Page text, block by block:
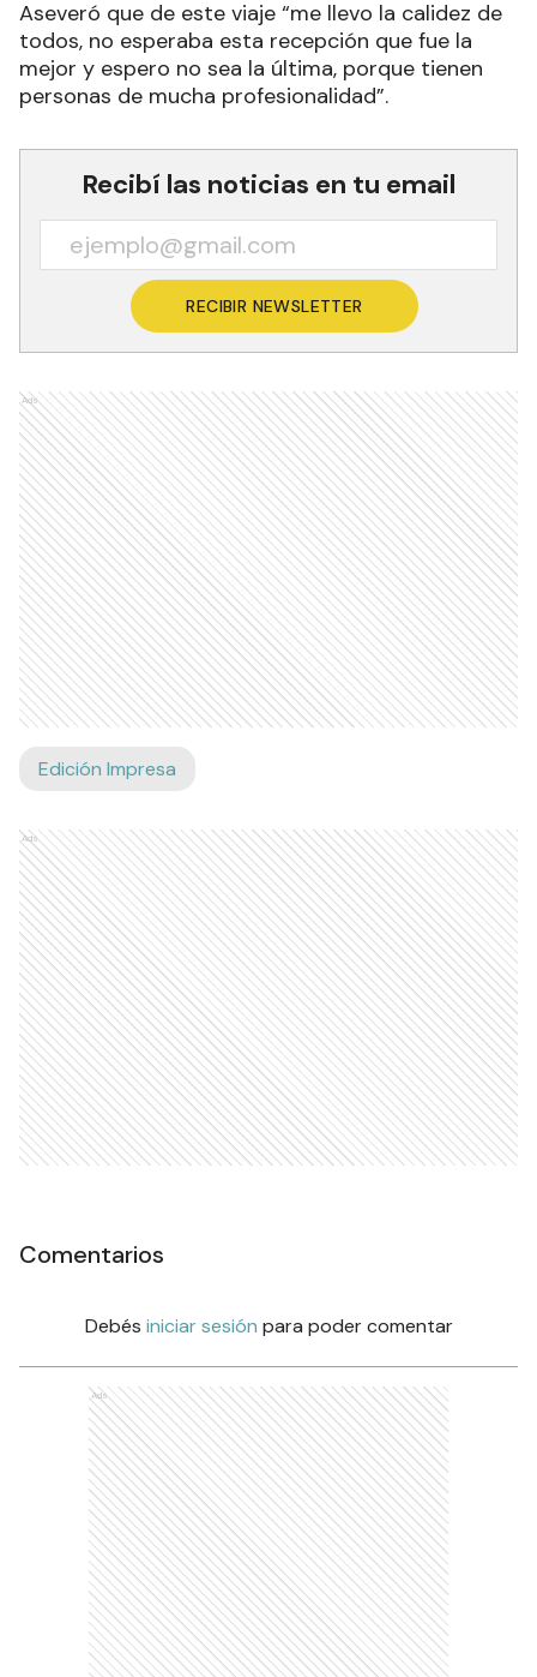
Aseveró que de este viaje “me llevo la calidez de
todos, no esperaba esta recepción que fue la
mejor y espero no sea la última, porque tienen
personas de mucha profesionalidad”.
Recibí las noticias en tu email
RECIBIR NEWSLETTER
Ads
Edición Impresa
Ads
Comentarios
Debés iniciar sesión para poder comentar
Ads